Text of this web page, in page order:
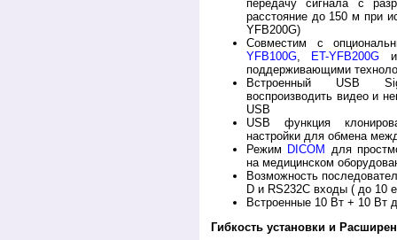
передачу сигнала с
расстояние до 150 м при
YFB200G)
Совместим с
YFB100G, ET-YFB200G
поддерживающими
Встроенный USB
воспроизводить видео и
USB
USB функция
настройки для обмена
Режим DICOM для
на медицинском
Возможность
D и RS232C входы ( до 10
Встроенные 10 Вт + 10 Вт
Гибкость установки и